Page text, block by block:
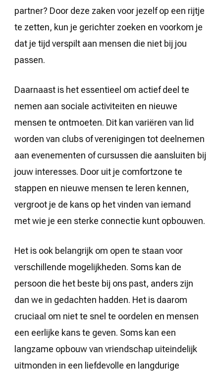
partner? Door deze zaken voor jezelf op een rijtje
te zetten, kun je gerichter zoeken en voorkom je
dat je tijd verspilt aan mensen die niet bij jou
passen.
Daarnaast is het essentieel om actief deel te
nemen aan sociale activiteiten en nieuwe
mensen te ontmoeten. Dit kan variëren van lid
worden van clubs of verenigingen tot deelnemen
aan evenementen of cursussen die aansluiten bij
jouw interesses. Door uit je comfortzone te
stappen en nieuwe mensen te leren kennen,
vergroot je de kans op het vinden van iemand
met wie je een sterke connectie kunt opbouwen.
Het is ook belangrijk om open te staan voor
verschillende mogelijkheden. Soms kan de
persoon die het beste bij ons past, anders zijn
dan we in gedachten hadden. Het is daarom
cruciaal om niet te snel te oordelen en mensen
een eerlijke kans te geven. Soms kan een
langzame opbouw van vriendschap uiteindelijk
uitmonden in een liefdevolle en langdurige